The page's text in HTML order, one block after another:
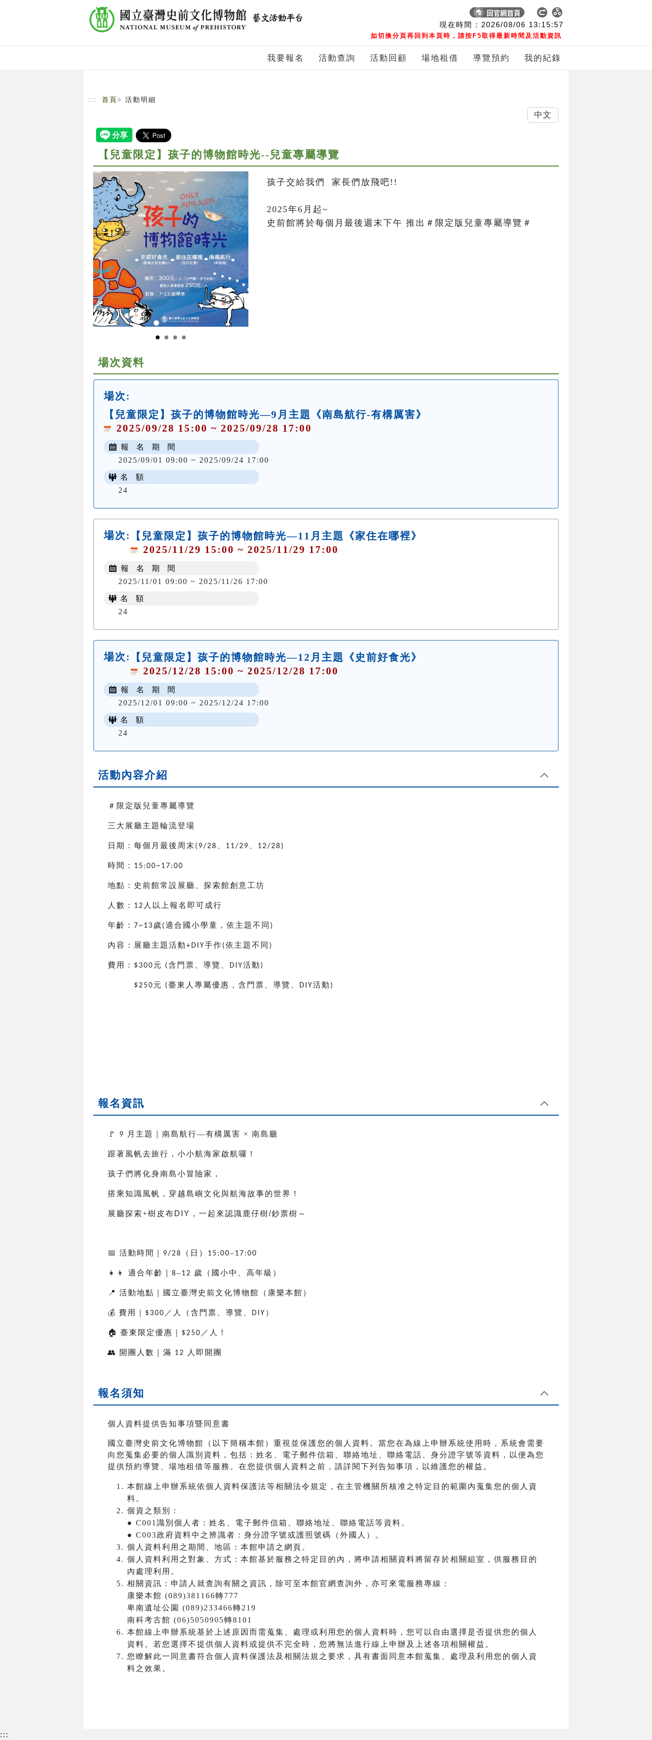
現在時間 : 2026/08/06 13:15:58
如切換分頁再回到本頁時，請按F5取得最新時間及活動資訊
我要報名 活動查詢 活動回顧 場地租借 導覽預約 我的紀錄
::: 首頁 > 活動明細
【兒童限定】孩子的博物館時光--兒童專屬導覽
孩子交給我們  家長們放飛吧!!
2025年6月起~
史前館將於每個月最後週末下午 推出＃限定版兒童專屬導覽＃
場次資料
場次:
【兒童限定】孩子的博物館時光—9月主題《南島航行-有構厲害》
2025/09/28 15:00 ~ 2025/09/28 17:00
報 名 期 間
2025/09/01 09:00 ~ 2025/09/24 17:00
名 額
24
場次:
【兒童限定】孩子的博物館時光—11月主題《家住在哪裡》
2025/11/29 15:00 ~ 2025/11/29 17:00
報 名 期 間
2025/11/01 09:00 ~ 2025/11/26 17:00
名 額
24
場次:
【兒童限定】孩子的博物館時光—12月主題《史前好食光》
2025/12/28 15:00 ~ 2025/12/28 17:00
報 名 期 間
2025/12/01 09:00 ~ 2025/12/24 17:00
名 額
24
活動內容介紹
＃限定版兒童專屬導覽
三大展廳主題輪流登場
日期：每個月最後周末 (9/28 11/29 12/28)
時間： 15:00~17:00
地點：史前館常設展廳、探索館創意工坊
人數： 12 人以上報名即可成行
年齡： 7~13歲(適合國小學童，依主題不同 )
內容：展廳主題活動+DIY手作(依主題不同 )
費用： $300元 (含門票、導覽、 DIY活動 )
$250元 (臺東人專屬優惠，含門票、導覽、 DIY活動 )
報名資訊
🚩 9 月主題｜南島航行—有構厲害 × 南島廳
跟著風帆去旅行，小小航海家啟航囉！
孩子們將化身南島小冒險家，
搭乘知識風帆，穿越島嶼文化與航海故事的世界！
展廳探索+樹皮布 DIY ，一起來認識鹿仔樹/鈔票樹～
📅 活動時間｜ 9/28 （日） 15:00–17:00
👧👦 適合年齡｜ 8–12 歲（國小中、高年級）
📍 活動地點｜國立臺灣史前文化博物館（康樂本館）
💰 費用｜ $300 ／人（含門票、導覽、 DIY ）
🏠 臺東限定優惠｜ $250 ／人！
👥 開團人數｜滿 12 人即開團
報名須知
個人資料提供告知事項暨同意書
國立臺灣史前文化博物館（以下簡稱本館）重視並保護您的個人資料。當您在為線上申辦系統使用時，系統會需要
向您蒐集必要的個人識別資料，包括：姓名、電子郵件信箱、聯絡地址、聯絡電話、身分證字號等資料，以便為您
提供預約導覽、場地租借等服務。在您提供個人資料之前，請詳閱下列告知事項，以維護您的權益。
本館線上申辦系統依個人資料保護法等相關法令規定，在主管機關所核准之特定目的範圍內蒐集您的個人資
料。
個資之類別：
● C001識別個人者：姓名、電子郵件信箱、聯絡地址、聯絡電話等資料。
● C003政府資料中之辨識者：身分證字號或護照號碼（外國人）。
個人資料利用之期間、地區：本館申請之網頁。
個人資料利用之對象、方式：本館基於服務之特定目的內，將申請相關資料將留存於相關組室，供服務目的
內處理利用。
相關資訊：申請人就查詢有關之資訊，除可至本館官網查詢外，亦可來電服務專線：
康樂本館 (089)381166轉777
卑南遺址公園 (089)233466轉219
南科考古館 (06)5050905轉8101
本館線上申辦系統基於上述原因而需蒐集、處理或利用您的個人資料時，您可以自由選擇是否提供您的個人
資料。若您選擇不提供個人資料或提供不完全時，您將無法進行線上申辦及上述各項相關權益。
您瞭解此一同意書符合個人資料保護法及相關法規之要求，具有書面同意本館蒐集、處理及利用您的個人資
料之效果。
:::